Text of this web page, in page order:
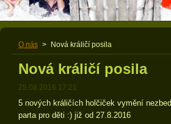
O nás > Nová králičí posila
Nová králičí posila
25.08.2016 17:21
5 nových králičích holčiček vymění
parta pro děti :) již od 27.8.2016